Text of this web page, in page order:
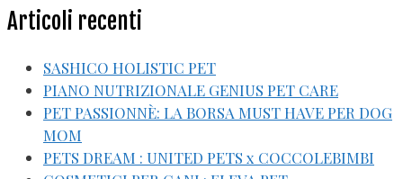
Articoli recenti
SASHICO HOLISTIC PET
PIANO NUTRIZIONALE GENIUS PET CARE
PET PASSIONNÈ: LA BORSA MUST HAVE PER DOG
MOM
PETS DREAM : UNITED PETS x COCCOLEBIMBI